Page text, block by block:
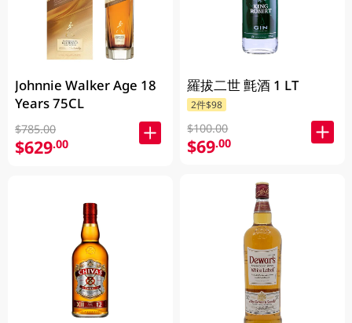
Johnnie Walker Age 18
Years 75CL
$785.00
$629.00
羅拔二世 氈酒 1 LT
2件$98
$100.00
$69.00